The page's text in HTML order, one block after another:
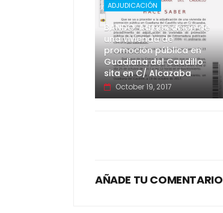
ADJUDICACIÓN
BANDO: Adjudicación de
una vivienda de
promoción pública en
Guadiana del Caudillo
sita en C/ Alcazaba
October 19, 2017
AÑADE TU COMENTARIO